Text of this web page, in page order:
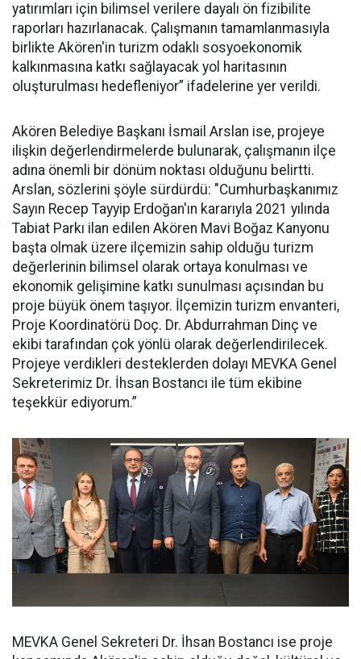
yatırımları için bilimsel verilere dayalı ön fizibilite
raporları hazırlanacak. Çalışmanın tamamlanmasıyla
birlikte Akören'in turizm odaklı sosyoekonomik
kalkınmasına katkı sağlayacak yol haritasının
oluşturulması hedefleniyor” ifadelerine yer verildi.
Akören Belediye Başkanı İsmail Arslan ise, projeye
ilişkin değerlendirmelerde bulunarak, çalışmanın ilçe
adına önemli bir dönüm noktası olduğunu belirtti.
Arslan, sözlerini şöyle sürdürdü: "Cumhurbaşkanımız
Sayın Recep Tayyip Erdoğan'ın kararıyla 2021 yılında
Tabiat Parkı ilan edilen Akören Mavi Boğaz Kanyonu
başta olmak üzere ilçemizin sahip olduğu turizm
değerlerinin bilimsel olarak ortaya konulması ve
ekonomik gelişimine katkı sunulması açısından bu
proje büyük önem taşıyor. İlçemizin turizm envanteri,
Proje Koordinatörü Doç. Dr. Abdurrahman Dinç ve
ekibi tarafından çok yönlü olarak değerlendirilecek.
Projeye verdikleri desteklerden dolayı MEVKA Genel
Sekreterimiz Dr. İhsan Bostancı ile tüm ekibine
teşekkür ediyorum.”
MEVKA Genel Sekreteri Dr. İhsan Bostancı ise proje